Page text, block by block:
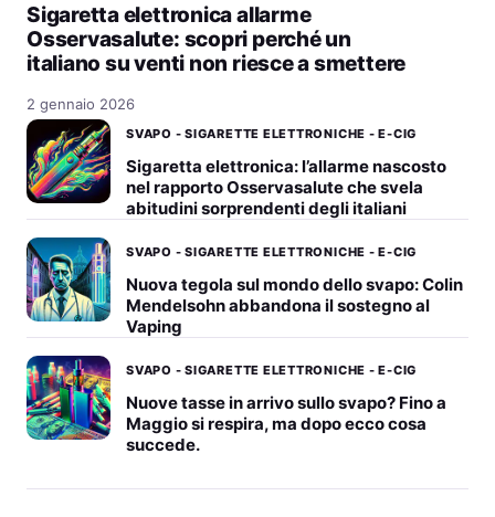
Sigaretta elettronica allarme
Osservasalute: scopri perché un
italiano su venti non riesce a smettere
2 gennaio 2026
SVAPO - SIGARETTE ELETTRONICHE - E-CIG
Sigaretta elettronica: l’allarme nascosto
nel rapporto Osservasalute che svela
abitudini sorprendenti degli italiani
SVAPO - SIGARETTE ELETTRONICHE - E-CIG
Nuova tegola sul mondo dello svapo: Colin
Mendelsohn abbandona il sostegno al
Vaping
SVAPO - SIGARETTE ELETTRONICHE - E-CIG
Nuove tasse in arrivo sullo svapo? Fino a
Maggio si respira, ma dopo ecco cosa
succede.